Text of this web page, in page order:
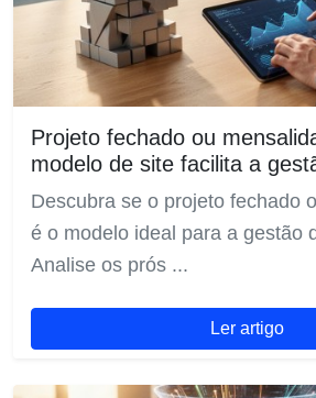
Projeto fechado ou
modelo de site facilita a
Descubra se o projeto fechado
é o modelo ideal para a gestão
Analise os prós ...
Ler artigo